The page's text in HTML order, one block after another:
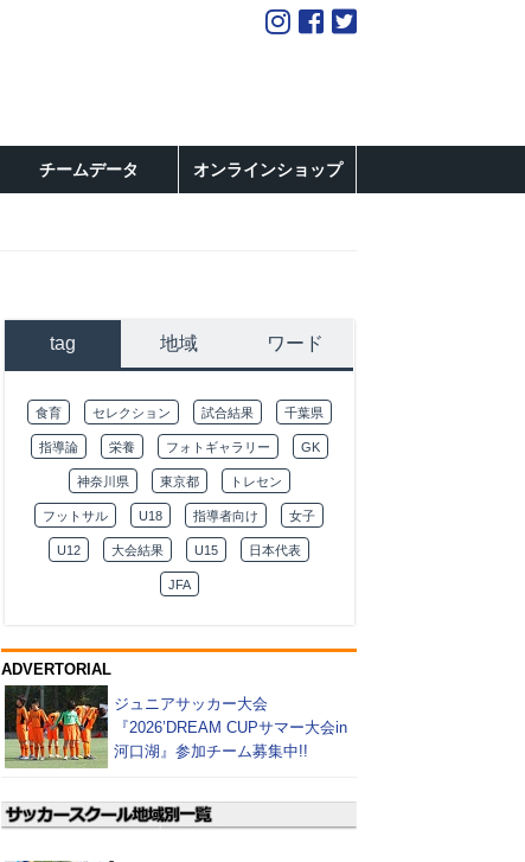
チームデータ オンラインショップ
tag 地域 ワード
食育 セレクション 試合結果 千葉県
指導論 栄養 フォトギャラリー GK
神奈川県 東京都 トレセン
フットサル U18 指導者向け 女子
U12 大会結果 U15 日本代表
JFA
ADVERTORIAL
ジュニアサッカー大会
『2026’DREAM CUPサマー大会in
河口湖』参加チーム募集中!!